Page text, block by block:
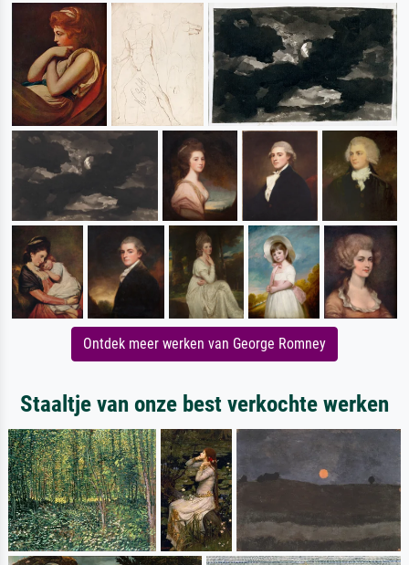
Ontdek meer werken van George Romney
Staaltje van onze best verkochte werken